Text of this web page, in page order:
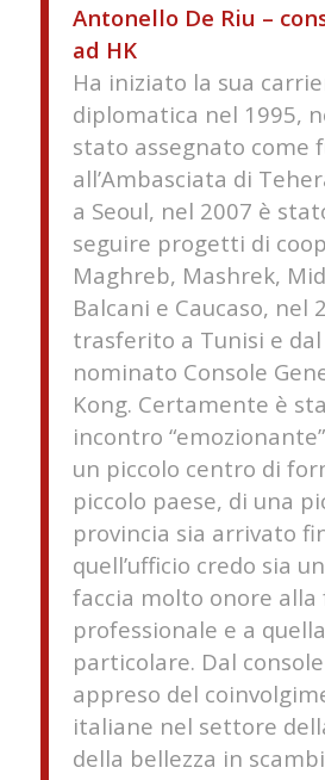
Antonello De Riu –
ad HK
Ha iniziato la sua
diplomatica nel 1995,
stato assegnato come
all’Ambasciata di
a Seoul, nel 2007 è
seguire progetti di
Maghreb, Mashrek,
Balcani e Caucaso, nel
trasferito a Tunisi e
nominato Console
Kong. Certamente è
incontro
un piccolo centro di
piccolo paese, di una
provincia sia arrivato
quell’ufficio credo sia
faccia molto onore alla
professionale e a
particolare. Dal
appreso del
italiane nel settore
della bellezza in